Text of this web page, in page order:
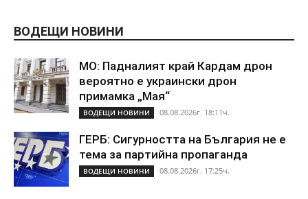
ВОДЕЩИ НОВИНИ
МО: Падналият край Кардам дрон
вероятно е украински дрон
примамка „Мая“
ВОДЕЩИ НОВИНИ 08.08.2026г. 18:11ч.
ГЕРБ: Сигурността на България не е
тема за партийна пропаганда
ВОДЕЩИ НОВИНИ 08.08.2026г. 17:25ч.